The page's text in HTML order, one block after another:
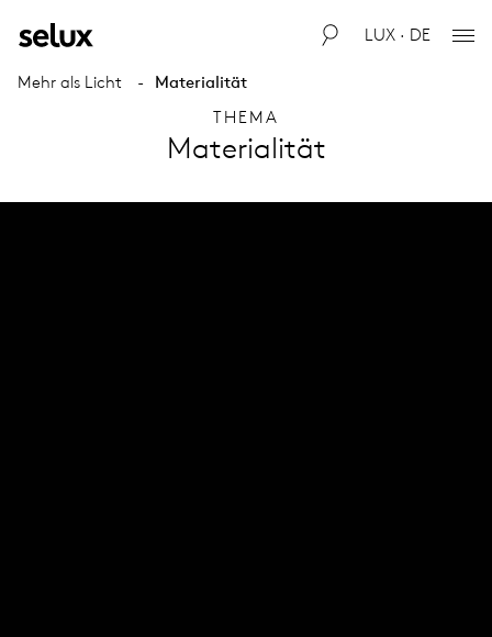
LUX · DE
Mehr als Licht Materialität
Materialität
THEMA